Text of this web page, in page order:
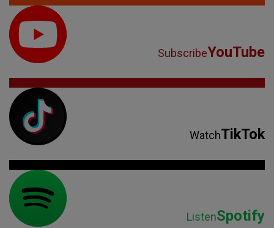
SubscribeYouTube
WatchTikTok
ListenSpotify